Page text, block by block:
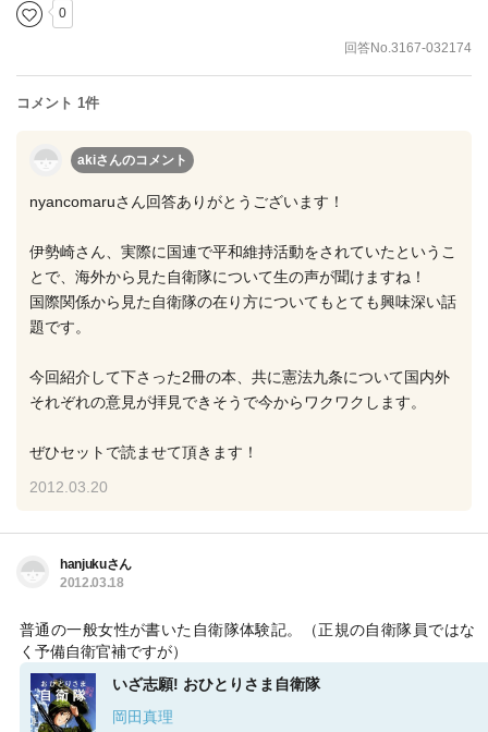
0
回答No.3167-032174
コメント 1件
akiさんのコメント
nyancomaruさん回答ありがとうございます！
伊勢崎さん、実際に国連で平和維持活動をされていたというこ
とで、海外から見た自衛隊について生の声が聞けますね！
国際関係から見た自衛隊の在り方についてもとても興味深い話
題です。
今回紹介して下さった2冊の本、共に憲法九条について国内外
それぞれの意見が拝見できそうで今からワクワクします。
ぜひセットで読ませて頂きます！
2012.03.20
hanjukuさん
2012.03.18
普通の一般女性が書いた自衛隊体験記。（正規の自衛隊員ではな
く予備自衛官補ですが）
いざ志願! おひとりさま自衛隊
岡田真理